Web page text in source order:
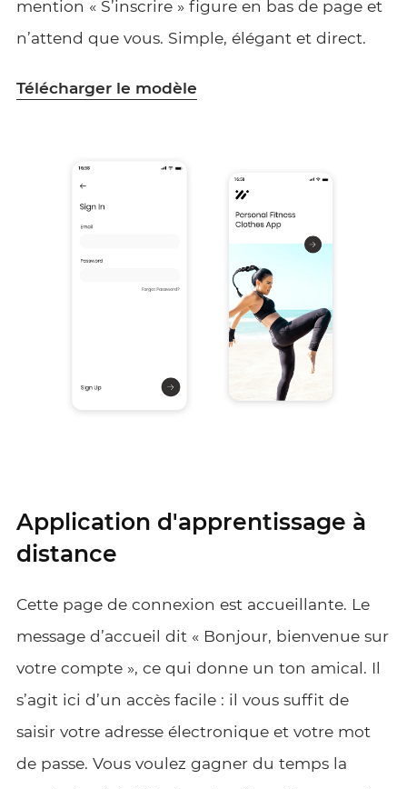
mention « S’inscrire » figure en bas de page et
n’attend que vous. Simple, élégant et direct.
Télécharger le modèle
Application d'apprentissage à
distance
Cette page de connexion est accueillante. Le
message d’accueil dit « Bonjour, bienvenue sur
votre compte », ce qui donne un ton amical. Il
s’agit ici d’un accès facile : il vous suffit de
saisir votre adresse électronique et votre mot
de passe. Vous voulez gagner du temps la